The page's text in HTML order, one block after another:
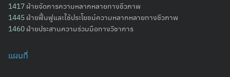
Search
1417 ฝ่ายจัดการความหลากหลายทางชีวภาพ
1445 ฝ่ายฟื้นฟูและใช้ประโยชน์ความหลากหลายทางชีวภาพ
1460 ฝ่ายประสานความร่วมมือทางวิชาการ
แผนที่